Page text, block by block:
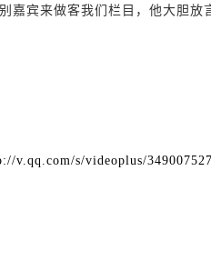
嘉宾来做客我们栏目，他大胆放
v.qq.com/s/videoplus/349007527